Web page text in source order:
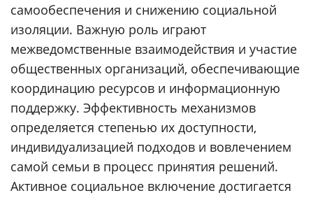
самообеспечения и снижению социальной
изоляции. Важную роль играют
межведомственные взаимодействия и участие
общественных организаций, обеспечивающие
координацию ресурсов и информационную
поддержку. Эффективность механизмов
определяется степенью их доступности,
индивидуализацией подходов и вовлечением
самой семьи в процесс принятия решений.
Активное социальное включение достигается